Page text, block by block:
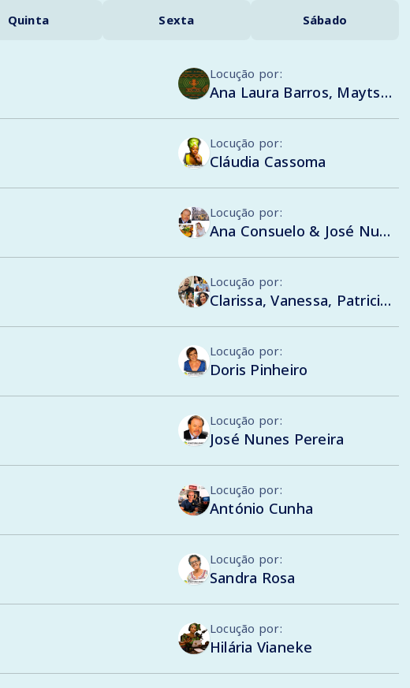
Quinta Sexta Sábado
Locução por:
Ana Laura Barros, Maytso Tebalde, Emanuel Sá, Logan Batista, Nágila Evelyn, Evellyn Prestes, Mavi Rangel, Bartielson Barros, Débora Costa, Mary Vitória e Julia Cardoso
Locução por:
Cláudia Cassoma
Locução por:
Ana Consuelo & José Nunes Pereira
Locução por:
Clarissa, Vanessa, Patricia, Philipe, Augusto, Flávia, Gabriela, Monty, Gustavo , Sandra
Locução por:
Doris Pinheiro
Locução por:
José Nunes Pereira
Locução por:
António Cunha
Locução por:
Sandra Rosa
Locução por:
Hilária Vianeke